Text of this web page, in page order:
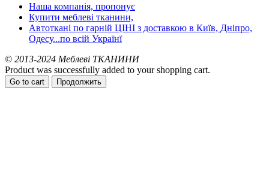
Наша компанія, пропонує
Купити меблеві тканини,
Автоткані по гарній ЦІНІ з доставкою в Київ, Дніпро,
Одесу...по всій Українї
© 2013-2024 Меблеві ТКАНИНИ
Product was successfully added to your shopping cart.
Go to cart Продолжить